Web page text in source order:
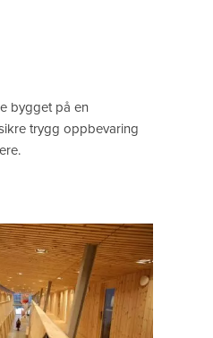
bygget på en
trygg oppbevaring